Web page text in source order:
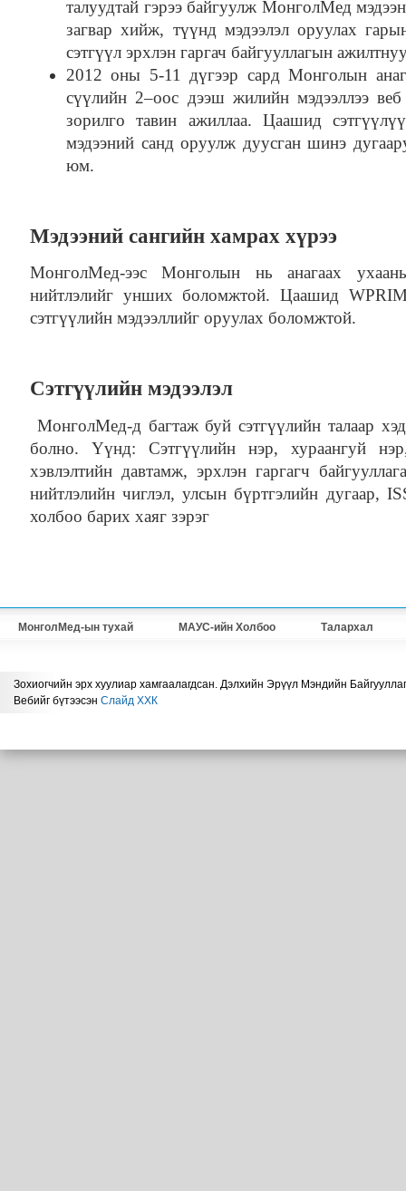
талуудтай гэрээ байгуулж МонголМед
загвар хийж, түүнд мэдээлэл оруулах
сэтгүүл эрхлэн гаргач байгууллагын
2012 оны 5-11 дүгээр сард Монголын
сүүлийн 2–оос дээш жилийн мэдээллээ веб
зорилго тавин ажиллаа. Цаашид
мэдээний санд оруулж дуусган шинэ
юм.
Мэдээний сангийн хамрах хүрээ
МонголМед-ээс Монголын нь анагаах
нийтлэлийг унших боломжтой. Цаашид
сэтгүүлийн мэдээллийг оруулах боломжтой.
Сэтгүүлийн мэдээлэл
МонголМед-д багтаж буй сэтгүүлийн талаар
болно. Үүнд: Сэтгүүлийн нэр, хураангуй
хэвлэлтийн давтамж, эрхлэн гаргагч
нийтлэлийн чиглэл, улсын бүртгэлийн дугаар,
холбоо барих хаяг зэрэг
МонголМед-ын тухай МАУС-ийн Холбоо Талархал
Зохиогчийн эрх хуулиар хамгаалагдсан. Дэлхийн Эрүүл Мэндийн
Вебийг бүтээсэн Слайд ХХК